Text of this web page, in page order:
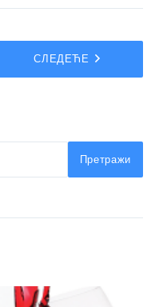
СЛЕДЕЋЕ
Претражи